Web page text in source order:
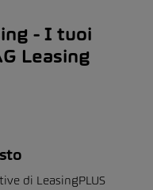
- I tuoi
Leasing
di LeasingPLUS